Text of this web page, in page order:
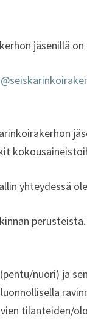
jäsenillä
yhteydessä
nuori) ja
tilanteiden/